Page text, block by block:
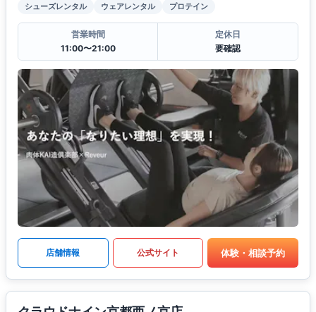
シューズレンタル ウェアレンタル プロテイン
営業時間
11:00〜21:00
定休日
要確認
店舗情報 公式サイト 体験・相談予約